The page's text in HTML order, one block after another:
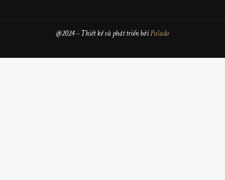
@2024 – Thiết kế và phát triển bởiPalado